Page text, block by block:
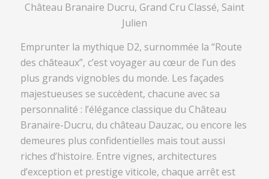
Château Branaire Ducru, Grand Cru Classé, Saint
Julien
Emprunter la mythique D2, surnommée la “Route
des châteaux”, c’est voyager au cœur de l’un des
plus grands vignobles du monde. Les façades
majestueuses se succèdent, chacune avec sa
personnalité : l’élégance classique du Château
Branaire-Ducru, du château Dauzac, ou encore les
demeures plus confidentielles mais tout aussi
riches d’histoire. Entre vignes, architectures
d’exception et prestige viticole, chaque arrêt est